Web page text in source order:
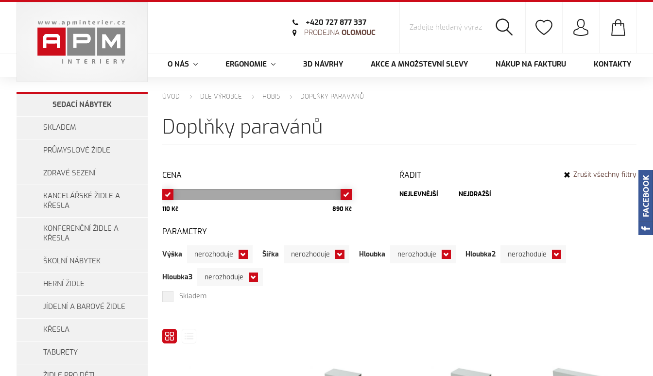
+420 727 877 337
PRODEJNA OLOMOUC
O NÁS ERGONOMIE 3D NÁVRHY AKCE A MNOŽSTEVNÍ SLEVY NÁKUP NA FAKTURU KONTAKTY
SEDACÍ NÁBYTEK
SKLADEM
PRŮMYSLOVÉ ŽIDLE
ZDRAVÉ SEZENÍ
KANCELÁŘSKÉ ŽIDLE A
KŘESLA
KONFERENČNÍ ŽIDLE A
KŘESLA
ŠKOLNÍ NÁBYTEK
HERNÍ ŽIDLE
JÍDELNÍ A BAROVÉ ŽIDLE
KŘESLA
TABURETY
ÚVOD DLE VÝROBCE HOBIS DOPLŇKY PARAVÁNŮ
Doplňky paravánů
CENA
110 Kč 890 Kč
ŘADIT
NEJLEVNĚJŠÍ NEJDRAŽŠÍ
PARAMETRY
Výška nerozhoduje Šířka nerozhoduje Hloubka nerozhoduje Hloubka2 nerozhoduje
Hloubka3 nerozhoduje
Skladem
Zrušit všechny filtry